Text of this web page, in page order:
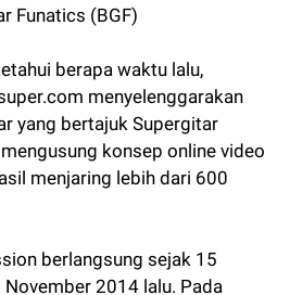
Funatics (BGF)
berapa waktu lalu,
menyelenggarakan
yang bertajuk Supergitar
konsep online video
menjaring lebih dari 600
berlangsung sejak 15
2014 lalu. Pada